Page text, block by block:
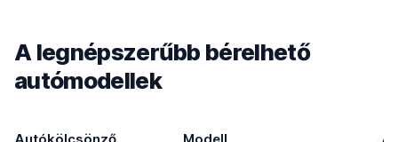
A legnépszerűbb bérelhető
autómodellek